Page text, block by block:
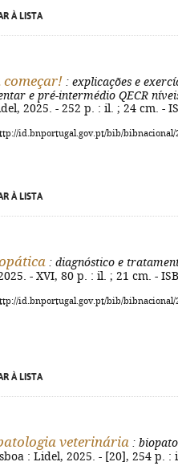
À LISTA
começar! : explicações e
e pré-intermédio QECR
2025. - 252 p. : il. ; 24 cm. -
id.bnportugal.gov.pt/bib/bibnacional/
À LISTA
: diagnóstico e
- XVI, 80 p. : il. ; 21 cm. -
id.bnportugal.gov.pt/bib/bibnacional/
À LISTA
veterinária :
: Lidel, 2025. - [20], 254 p. :